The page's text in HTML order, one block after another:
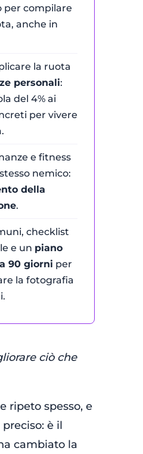
per compilare
anche in
la ruota
personali:
del 4% ai
per vivere
e fitness
nemico:
della
.
checklist
e un piano
90 giorni per
la fotografia
ciò che
ripeto spesso, e
è il
cambiato la